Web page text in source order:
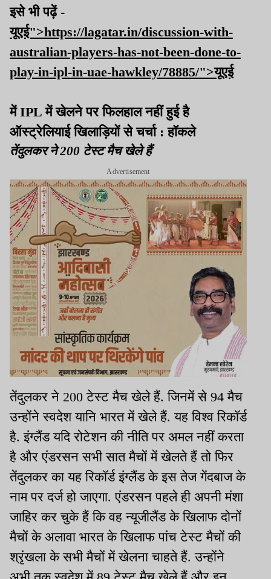
इसे भी पढ़ें -
यूएई">https://lagatar.in/discussion-with-
australian-players-has-not-been-done-to-
play-in-ipl-in-uae-hawkley/78885/">यूएई
में IPL में खेलने पर फिलहाल नहीं हुई है
ऑस्ट्रेलियाई खिलाड़ियों से चर्चा : हॉकले
तेंदुलकर ने 200 टेस्ट मैच खेले हैं
Advertisement
तेंदुलकर ने 200 टेस्ट मैच खेले हैं. जिनमें से 94 मैच
उन्होंने स्वदेश यानि भारत में खेले हैं. यह विश्व रिकॉर्ड
है. इंग्लैंड यदि रोटेशन की नीति पर अमल नहीं करता
है और एंडरसन सभी सात मैचों में खेलते हैं तो फिर
तेंदुलकर का यह रिकॉर्ड इंग्लैंड के इस तेज गेंदबाज के
नाम पर दर्ज हो जाएगा. एंडरसन पहले ही अपनी मंशा
जाहिर कर चुके हैं कि वह न्यूजीलैंड के खिलाफ दोनों
मैचों के अलावा भारत के खिलाफ पांच टेस्ट मैचों की
श्रृंखला के सभी मैचों में खेलना चाहते हैं. उन्होंने